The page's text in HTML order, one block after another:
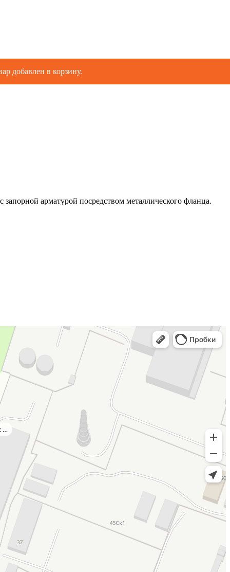
добавлен в корзину.
запорной арматурой посредством металлического фланца.